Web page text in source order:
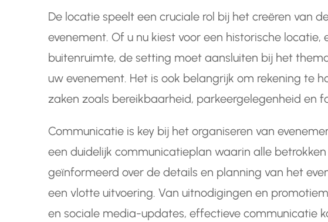
De locatie speelt een cruciale rol bij het creëren van
evenement. Of u nu kiest voor een historische
buitenruimte, de setting moet aansluiten bij het
uw evenement. Het is ook belangrijk om rekening te
zaken zoals bereikbaarheid, parkeergelegenheid en
Communicatie is key bij het organiseren van
een duidelijk communicatieplan waarin alle
geïnformeerd over de details en planning van het
een vlotte uitvoering. Van uitnodigingen en
en sociale media-updates, effectieve communicatie